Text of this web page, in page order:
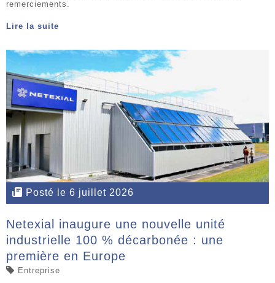
remerciements.
Lire la suite
Posté le 6 juillet 2026
Netexial inaugure une nouvelle unité
industrielle 100 % décarbonée : une
première en Europe
Entreprise